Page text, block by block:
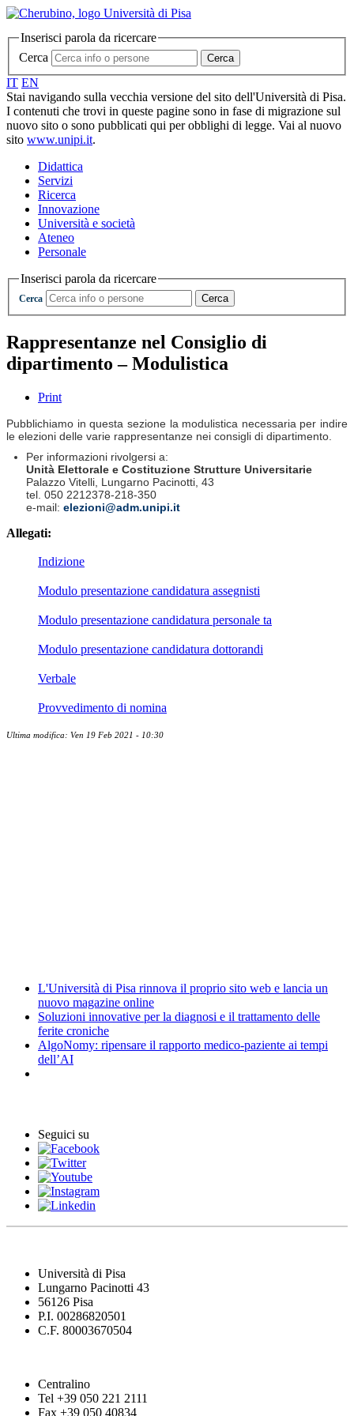
Inserisci parola da ricercare
Cerca
Cerca
IT EN
Stai navigando sulla vecchia versione del sito dell'Università di Pisa.
I contenuti che trovi in queste pagine sono in fase di migrazione sul
nuovo sito o sono pubblicati qui per obblighi di legge. Vai al nuovo
sito www.unipi.it.
Didattica
Servizi
Ricerca
Innovazione
Università e società
Ateneo
Personale
Inserisci parola da ricercare
Cerca Cerca
Rappresentanze nel Consiglio di
dipartimento – Modulistica
Print
Pubblichiamo in questa sezione la modulistica necessaria per indire
le elezioni delle varie rappresentanze nei consigli di dipartimento.
Per informazioni rivolgersi a:
Unità Elettorale e Costituzione Strutture Universitarie
Palazzo Vitelli, Lungarno Pacinotti, 43
tel. 050 2212378-218-350
e-mail: elezioni@adm.unipi.it
Allegati:
Indizione
Modulo presentazione candidatura assegnisti
Modulo presentazione candidatura personale ta
Modulo presentazione candidatura dottorandi
Verbale
Provvedimento di nomina
Ultima modifica: Ven 19 Feb 2021 - 10:30
L'Università di Pisa rinnova il proprio sito web e lancia un
nuovo magazine online
Soluzioni innovative per la diagnosi e il trattamento delle
ferite croniche
AlgoNomy: ripensare il rapporto medico-paziente ai tempi
dell’AI
Seguici su
Università di Pisa
Lungarno Pacinotti 43
56126 Pisa
P.I. 00286820501
C.F. 80003670504
Centralino
Tel +39 050 221 2111
Fax +39 050 40834